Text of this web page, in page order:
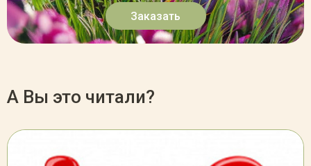
Заказать
А Вы это читали?